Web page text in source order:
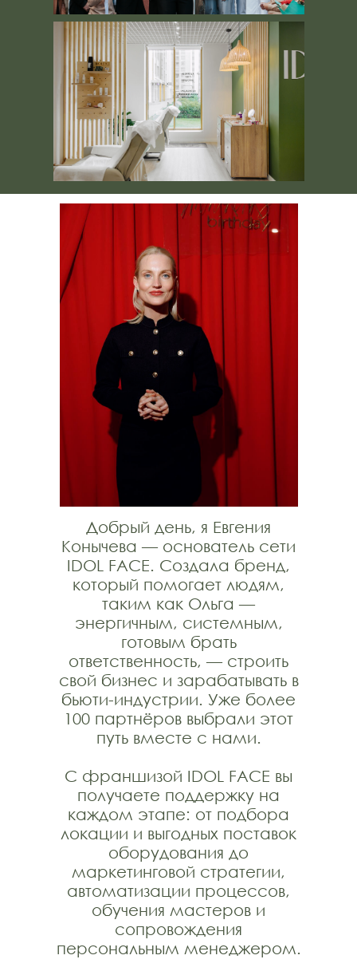
Добрый день, я Евгения
Конычева — основатель сети
IDOL FACE. Создала бренд,
который помогает людям,
таким как Ольга —
энергичным, системным,
готовым брать
ответственность, — строить
свой бизнес и зарабатывать в
бьюти-индустрии. Уже более
100 партнёров выбрали этот
путь вместе с нами.
С франшизой IDOL FACE вы
получаете поддержку на
каждом этапе: от подбора
локации и выгодных поставок
оборудования до
маркетинговой стратегии,
автоматизации процессов,
обучения мастеров и
сопровождения
персональным менеджером.